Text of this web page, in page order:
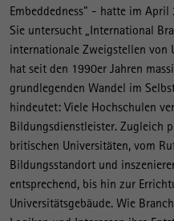
Embeddedness" - hatte im
Sie untersucht „International
internationale Zweigstellen von
hat seit den 1990er Jahren
grundlegenden Wandel im
hindeutet: Viele Hochschulen
Bildungsdienstleister. Zugleich
britischen Universitäten, vom
Bildungsstandort und
entsprechend, bis hin zur
Universitätsgebäude. Wie